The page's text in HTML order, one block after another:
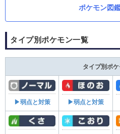
ポケモン図
タイプ別ポケモン一覧
タイプ別ポ
▶弱点と対策 ▶弱点と対策